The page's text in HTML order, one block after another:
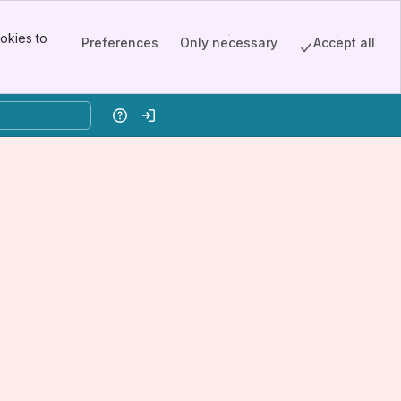
to
Preferences Only necessary Accept all
HelpLog in